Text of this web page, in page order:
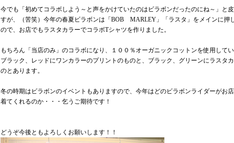
今でも「初めてコラボしよう～と声をかけていたのはビラボンだったのにね～」と
すが、（苦笑）今年の春夏ビラボンは「BOB MARLEY」「ラスタ」をメインに押
ので、お店でもラスタカラーでコラボTシャツを作りました。
もちろん「当店のみ」のコラボになり、１００％オーガニックコットンを使用してい
ブラック、レッドにワンカラーのプリントのものと、ブラック、グリーンにラスタ
のとあります。
冬の時期はビラボンのイベントもありますので、今年はどのビラボンライダーがお
着てくれるのか・・・乞うご期待です！
どうぞ今後ともよろしくお願いします！！